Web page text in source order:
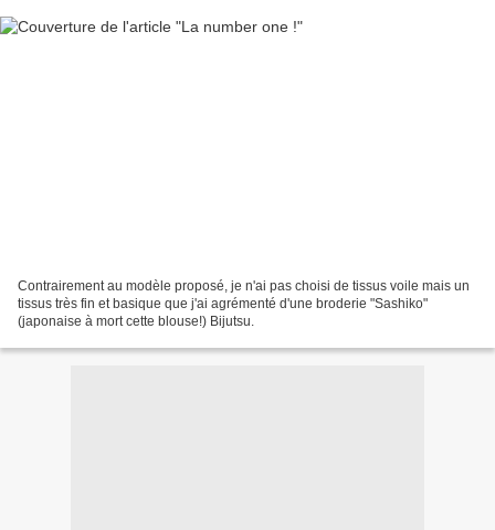
Contrairement au modèle proposé, je n'ai pas choisi de tissus voile mais un
tissus très fin et basique que j'ai agrémenté d'une broderie "Sashiko"
(japonaise à mort cette blouse!) Bijutsu.